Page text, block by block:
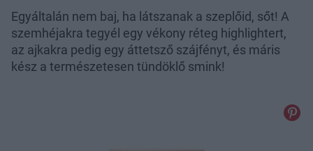
Egyáltalán nem baj, ha látszanak a szeplőid, sőt! A
szemhéjakra tegyél egy vékony réteg highlightert,
az ajkakra pedig egy áttetsző szájfényt, és máris
kész a természetesen tündöklő smink!